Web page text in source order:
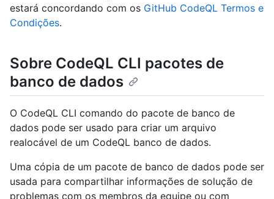
estará concordando com os GitHub CodeQL Termos e
Condições.
Sobre CodeQL CLI pacotes de
banco de dados
O CodeQL CLI comando do pacote de banco de
dados pode ser usado para criar um arquivo
realocável de um CodeQL banco de dados.
Uma cópia de um pacote de banco de dados pode ser
usada para compartilhar informações de solução de
problemas com os membros da equipe ou com